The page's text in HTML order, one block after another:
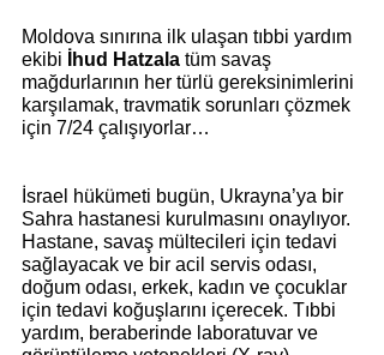
Moldova sınırına ilk ulaşan tıbbi yardım
ekibi
İhud Hatzala tüm savaş
mağdurlarının her türlü gereksinimlerini
karşılamak, travmatik sorunları çözmek
için 7/24 çalışıyorlar…
İsrael hükümeti bugün, Ukrayna’ya bir
Sahra hastanesi kurulmasını onaylıyor.
Hastane, savaş mültecileri için tedavi
sağlayacak ve bir acil servis odası,
doğum odası, erkek, kadın ve çocuklar
için tedavi koğuşlarını içerecek. Tıbbi
yardım, beraberinde laboratuvar ve